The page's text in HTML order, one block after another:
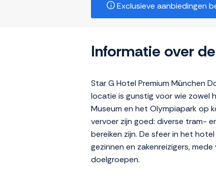
Exclusieve aanbiedingen
Informatie over
Star G Hotel Premium München
locatie is gunstig voor wie zowel
Museum en het Olympiapark op
vervoer zijn goed: diverse tram-
bereiken zijn. De sfeer in het
gezinnen en zakenreizigers,
doelgroepen.